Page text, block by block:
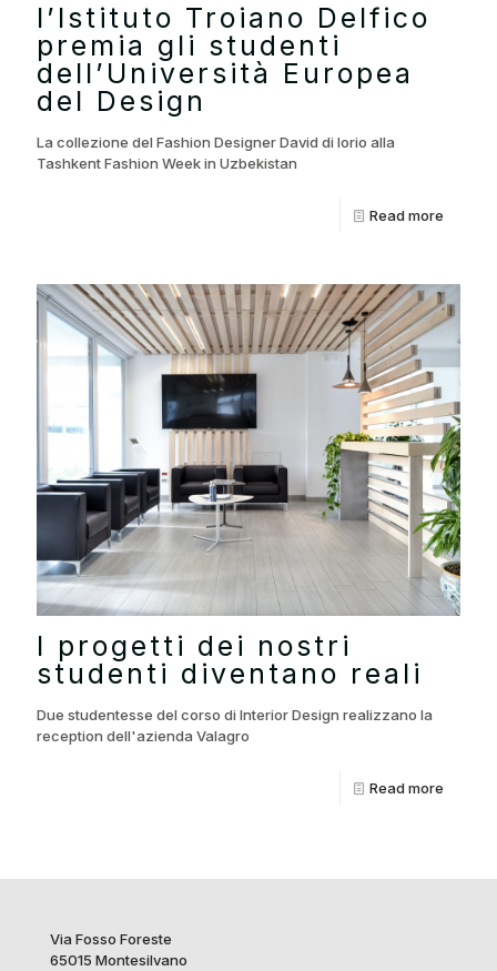
l’Istituto Troiano Delfico
premia gli studenti
dell’Università Europea
del Design
La collezione del Fashion Designer David di Iorio alla
Tashkent Fashion Week in Uzbekistan
Read more
I progetti dei nostri
studenti diventano reali
Due studentesse del corso di Interior Design realizzano la
reception dell'azienda Valagro
Read more
Via Fosso Foreste
65015 Montesilvano